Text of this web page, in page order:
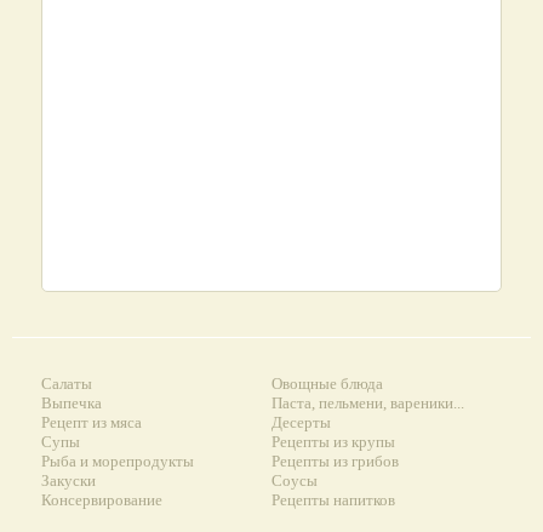
Салаты
Выпечка
Рецепт из мяса
Супы
Рыба и морепродукты
Закуски
Консервирование
Овощные блюда
Паста, пельмени, вареники...
Десерты
Рецепты из крупы
Рецепты из грибов
Соусы
Рецепты напитков